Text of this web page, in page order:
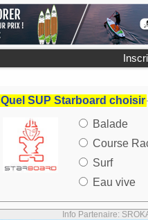
Quel SUP Starboard choisir
Balade
Course
Surf
Eau vive
Info Partenaire: